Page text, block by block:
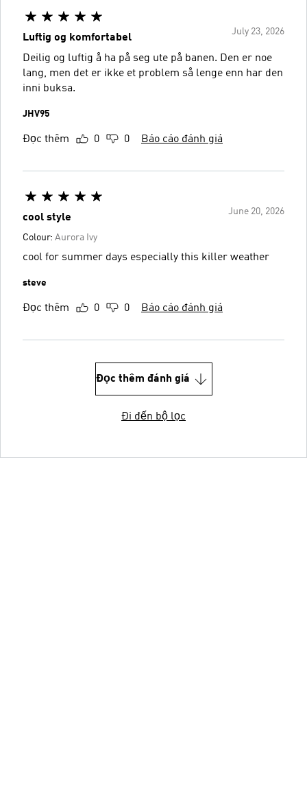
July 23, 2026
Luftig og komfortabel
Deilig og luftig å ha på seg ute på banen. Den er noe
lang, men det er ikke et problem så lenge enn har den
inni buksa.
JHV95
Đọc thêm 0 0 Báo cáo đánh giá
June 20, 2026
cool style
Colour: Aurora Ivy
cool for summer days especially this killer weather
steve
Đọc thêm 0 0 Báo cáo đánh giá
Đọc thêm đánh giá
Đi đến bộ lọc